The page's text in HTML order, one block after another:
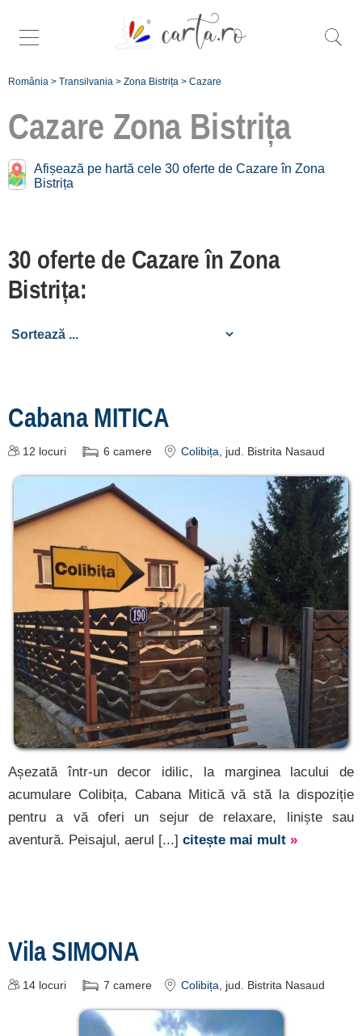
România > Transilvania > Zona Bistrița > Cazare
Cazare Zona Bistrița
Afișează pe hartă cele 30 oferte de Cazare în Zona
Bistrița
30 oferte de Cazare în Zona
Bistrița:
Cabana MITICA
12 locuri 6 camere Colibița , jud. Bistrita Nasaud
Așezată într-un decor idilic, la marginea lacului de
acumulare Colibița, Cabana Mitică vă stă la dispoziție
pentru a vă oferi un sejur de relaxare, liniște sau
aventură. Peisajul, aerul [...] citește mai mult »
Vila SIMONA
14 locuri 7 camere Colibița , jud. Bistrita Nasaud
Caută mai
specific cazare
Bistrița [5]
Cristeștii
Ciceului [1]
Pasul Tihuța
despre C A R T
A ®
termeni și
contact
login